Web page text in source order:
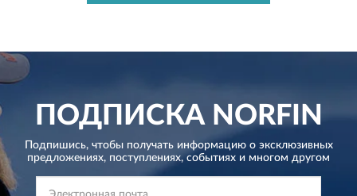
ПОДПИСКАNORFIN
Подпишись, чтобы получать информацию о эксклюзивных
предложениях, поступлениях, событиях и многом другом